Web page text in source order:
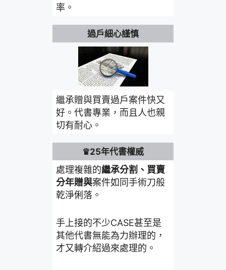
率。
過戶細心謹慎
繼承贈與買賣過戶案件快又
好。代書專業，而且人也親
切有耐心。
♛25年代書權威
處理複雜的繼承分割、買賣
分年贈與案件如同手術刀般
乾淨俐落。
手上接的不少CASE甚至是
其他代書無能為力辦理的，
才又轉介紹過來處理的。